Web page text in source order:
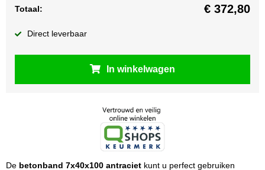
Totaal: € 372,80
Direct leverbaar
In winkelwagen
De betonband 7x40x100 antraciet kunt u perfect gebruiken